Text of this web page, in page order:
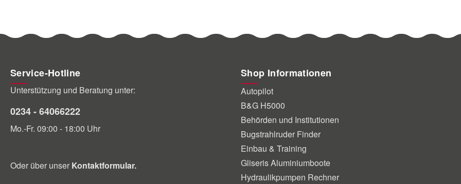
Service-Hotline
Unterstützung und Beratung unter:
0234 - 64066222
Mo.-Fr. 09:00 - 18:00 Uhr
Oder über unser Kontaktformular.
Shop Informationen
Autopilot
B&G H5000
Behörden und Institutionen
Bugstrahlruder Finder
Einbau & Training
Gliseris Aluminiumboote
Hydraulikpumpen Rechner